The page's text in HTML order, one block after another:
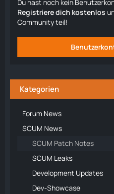
Du hast noch kein
Registriere dich kostenlos
Community teil!
Kategorien
Forum News
SCUM News
SCUM Patch Notes
SCUM Leaks
Development Updates
Dev-Showcase